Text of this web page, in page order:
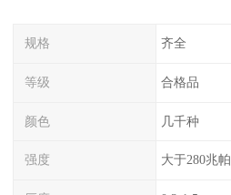
规格 齐全
等级 合格品
颜色 几千种
强度 大于280兆帕